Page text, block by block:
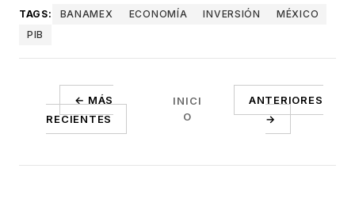
TAGS: BANAMEX ECONOMÍA INVERSIÓN
MÉXICO
PIB
← MÁS
RECIENTES
INICI
O
ANTERIORES
→